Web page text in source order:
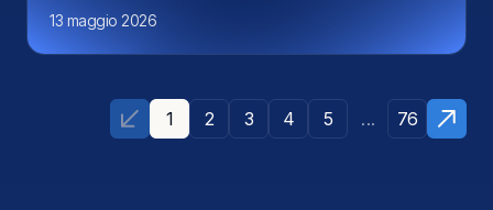
13 maggio 2026
1 2 3 4 5 ... 76